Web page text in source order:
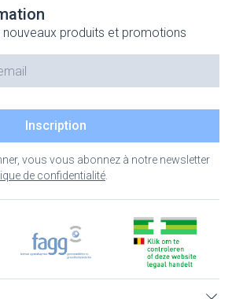
produits et promotions
Inscription
vous vous abonnez à notre newsletter
de confidentialité